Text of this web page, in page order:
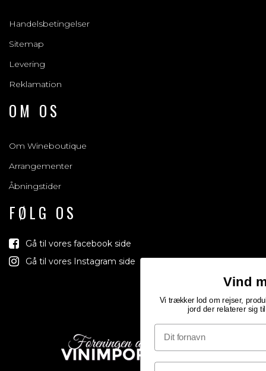
Handelsbetingelser
Sitemap
Levering
Reklamation
OM OS
Om Wineboutique
Arrangementer
Åbningstider
FØLG OS
Gå til vores facebook side
Gå til vores Instagram side
Vi trækker lod om rejser, produkter og alt mellem himmel og
jord der relaterer sig til vin, bobler & spiritus